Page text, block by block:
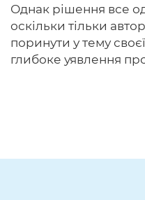
Однак рішення все
оскільки тільки
поринути у тему
глибоке уявлення